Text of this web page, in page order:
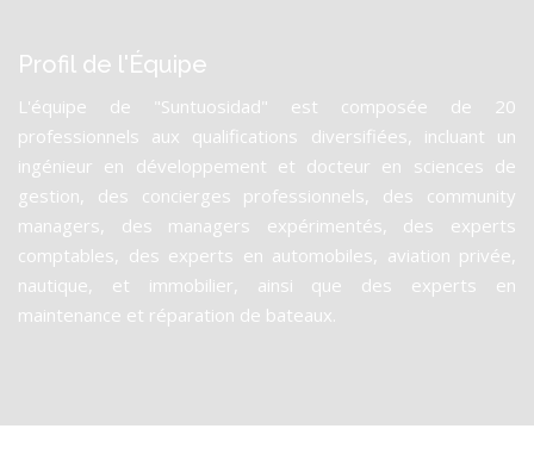
Profil de l'Équipe
L'équipe de "Suntuosidad" est composée de 20
professionnels aux qualifications diversifiées, incluant un
ingénieur en développement et docteur en sciences de
gestion, des concierges professionnels, des community
managers, des managers expérimentés, des experts
comptables, des experts en automobiles, aviation privée,
nautique, et immobilier, ainsi que des experts en
maintenance et réparation de bateaux.